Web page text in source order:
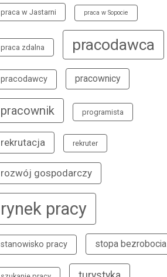
praca w Jastarni praca w Sopocie
praca zdalna pracodawca
pracodawcy pracownicy
pracownik programista
rekrutacja rekruter
rozwój gospodarczy
rynek pracy
stanowisko pracy stopa bezrobocia